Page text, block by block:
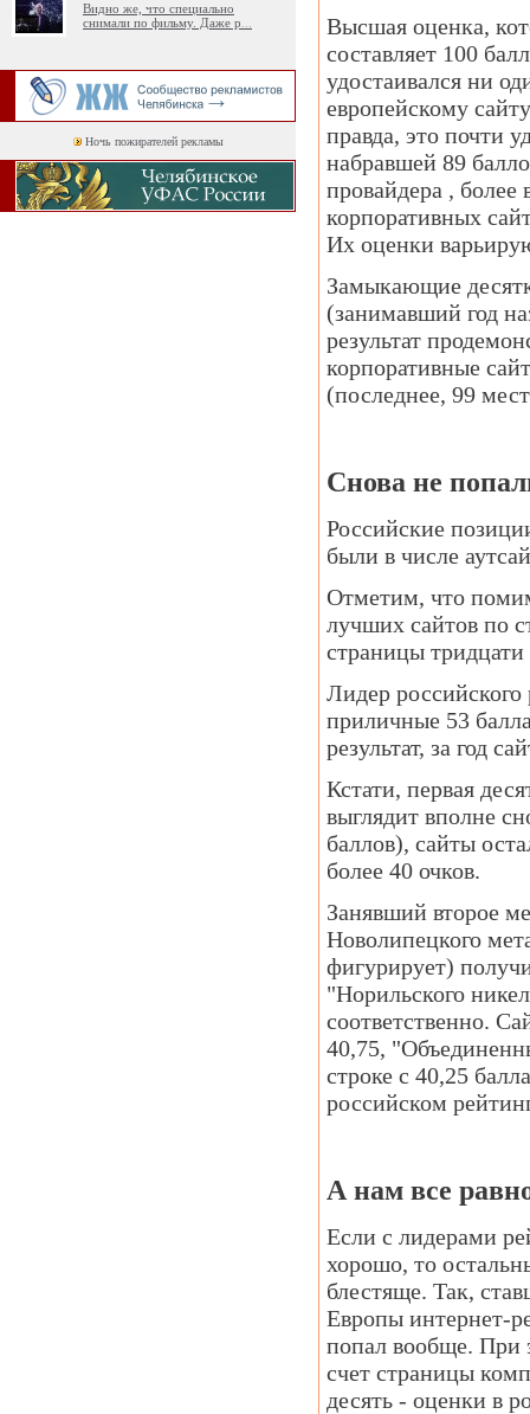
Видно же, что специально
снимали по фильму. Даже р
Ночь пожирателей рекламы
Высшая оценка,
составляет 100
удостаивался ни
европейскому
правда, это почти
набравшей 89
провайдера , более
корпоративных
Их оценки
Замыкающие
(занимавший год
результат
корпоративные
(последнее, 99
Снова не
Российские
были в числе
Отметим, что
лучших сайтов по
страницы
Лидер
приличные 53
результат, за год
Кстати, первая
выглядит вполне
баллов), сайты
более 40 очков.
Занявший второе
Новолипецкого
фигурирует)
"Норильского
соответственно.
40,75,
строке с 40,25
российском
А нам все
Если с лидерами
хорошо, то
блестяще. Так,
Европы интернет-
попал вообще. При
счет страницы
десять - оценки в